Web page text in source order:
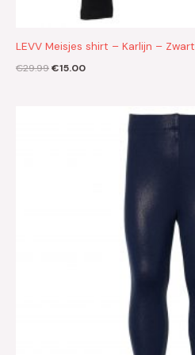
LEVV Meisjes shirt – Karlijn – Zwart
€29.99€15.00